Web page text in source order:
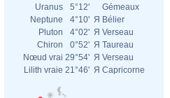
Uranus
5°12'
Gémeaux
Neptune
4°10' Я Bélier
Pluton
4°02' Я Verseau
Chiron
0°52' Я Taureau
Nœud vrai 29°54' Я Verseau
Lilith vraie 21°46' Я Capricorne